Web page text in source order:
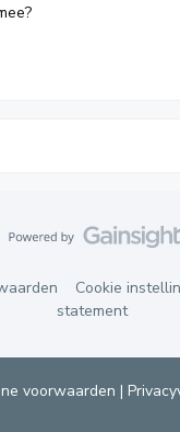
Cookie
statement
voorwaarden |